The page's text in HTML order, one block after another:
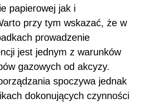
papierowej jak i
przy tym wskazać, że w
prowadzenie
jest jednym z warunków
gazowych od akcyzy.
spoczywa jednak
dokonujących czynności